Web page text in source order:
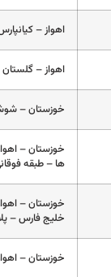
اهواز –
اهواز –
خوزستان –
خوزستان –
ها – طبقه
خوزستان –
خليج فارس – پلاک
خوزستان –